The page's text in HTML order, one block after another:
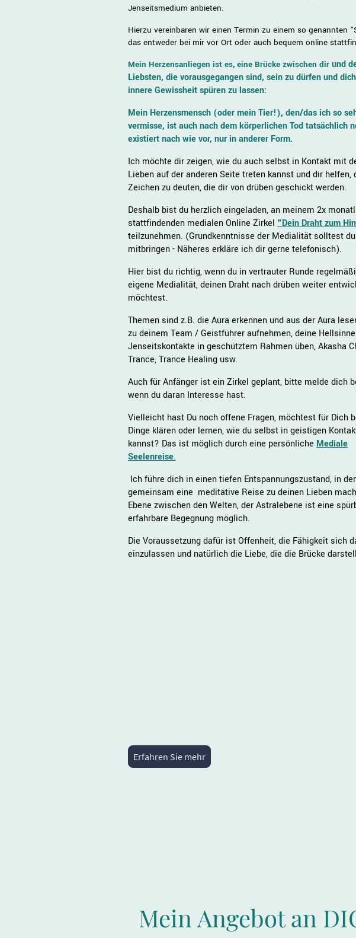
Jenseitsmedium anbieten.
Hierzu vereinbaren wir einen Termin zu einem so genannten
das entweder bei mir vor Ort oder auch bequem online
Mein Herzensanliegen ist es, eine Brücke zwischen dir und
Liebsten, die vorausgegangen sind, sein zu dürfen und
innere Gewissheit spüren zu lassen:
Mein Herzensmensch (oder mein Tier!), den/das ich so
vermisse, ist auch nach dem körperlichen Tod tatsächlich
existiert nach wie vor, nur in anderer Form.
Ich möchte dir zeigen, wie du auch selbst in Kontakt mit
Lieben auf der anderen Seite treten kannst und dir helfen,
Zeichen zu deuten, die dir von drüben geschickt werden.
Deshalb bist du herzlich eingeladen, an meinem 2x
stattfindenden medialen Online Zirkel "Dein Draht zum
teilzunehmen. (Grundkenntnisse der Medialität solltest du
mitbringen - Näheres erkläre ich dir gerne telefonisch).
Hier bist du richtig, wenn du in vertrauter Runde
eigene Medialität, deinen Draht nach drüben weiter
möchtest.
Themen sind z.B. die Aura erkennen und aus der Aura
zu deinem Team / Geistführer aufnehmen, deine
Jenseitskontakte in geschütztem Rahmen üben, Akasha
Trance, Trance Healing usw.
Auch für Anfänger ist ein Zirkel geplant, bitte melde dich
wenn du daran Interesse hast.
Vielleicht hast Du noch offene Fragen, möchtest für Dich
Dinge klären oder lernen, wie du selbst in geistigen
kannst? Das ist möglich durch eine persönliche Mediale
Seelenreise.
Ich führe dich in einen tiefen Entspannungszustand, in
gemeinsam eine meditative Reise zu deinen Lieben
Ebene zwischen den Welten, der Astralebene ist eine
erfahrbare Begegnung möglich.
Die Voraussetzung dafür ist Offenheit, die Fähigkeit sich
einzulassen und natürlich die Liebe, die die Brücke
Erfahren Sie mehr
Mein Angebot an